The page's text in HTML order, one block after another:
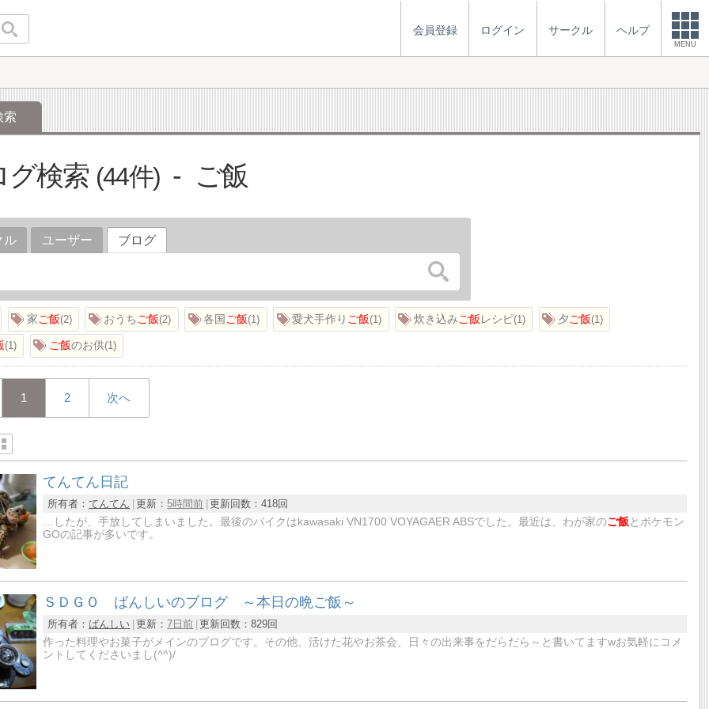
会員登録 ログイン サークル ヘルプ
MENU
索
グ検索 44 ご飯
ル ユーザー ブログ
家ご飯 2 おうち ご飯 2 各国 ご飯 1 愛犬手作り ご飯 1 炊き込みご飯レシピ 1 夕ご飯 1
1 ご飯のお供 1
1 2 次へ
てんてん日記
所有者：てんてん 更新：5時間前 更新回数：418回
…したが、手放してしまいました。最後のバイクはkawasaki VN1700 VOYAGAER ABSでした。最近は、わが家のご飯とポケモン
GOの記事が多いです。
ＳＤＧＯ ばんしいのブログ ～本日の晩ご飯～
所有者： ばんしい 更新：7日前 更新回数：829回
作った料理やお菓子がメインのブログです。その他、活けた花やお茶会、日々の出来事をだらだら～と書いてますwお気軽にコメ
ントしてくださいまし(^^)/